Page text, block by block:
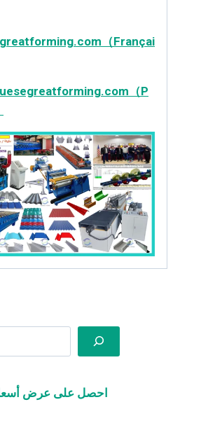
（Françai
（P
احصل على عرض